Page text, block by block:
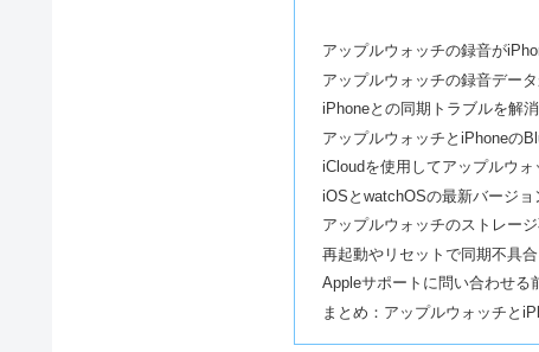
アップルウォッチの録音が
アップルウォッチの録音デー
iPhoneとの同期トラブルを解
アップルウォッチとiPhoneの
iCloudを使用してアップルウ
iOSとwatchOSの最新バージ
アップルウォッチのストレー
再起動やリセットで同期不具
Appleサポートに問い合わせる
まとめ：アップルウォッチと